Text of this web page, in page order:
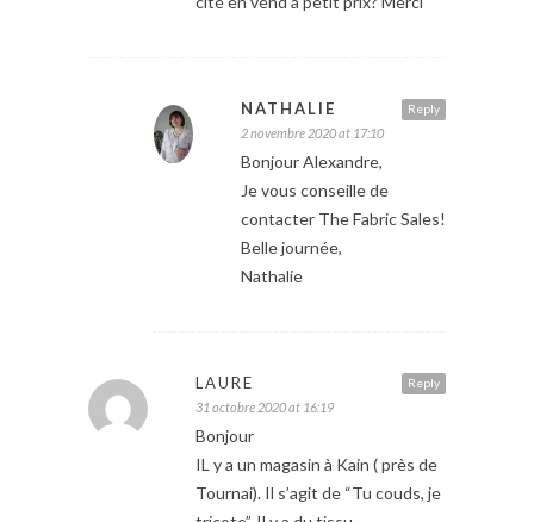
Reply
NATHALIE
2 novembre 2020 at 17:10
Bonjour Alexandre,
Je vous conseille de
contacter The Fabric Sales!
Belle journée,
Nathalie
Reply
LAURE
31 octobre 2020 at 16:19
Bonjour
IL y a un magasin à Kain ( près de
Tournai). Il s’agit de “Tu couds, je